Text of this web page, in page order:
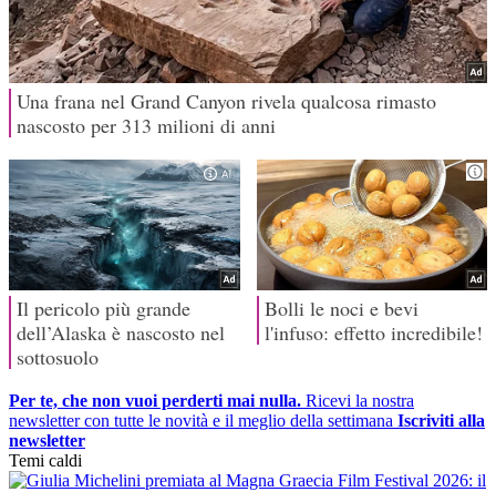
Per te, che non vuoi perderti mai nulla. Ricevi la nostra
newsletter con tutte le novità e il meglio della settimana Iscriviti alla
newsletter
Temi caldi